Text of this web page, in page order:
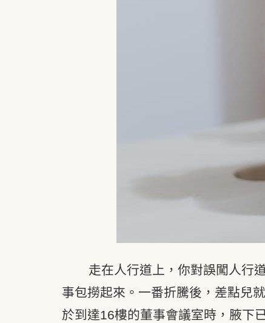
走在人行道上，你對誤闖人行
事包撈起來。一番折騰後，差點兒
於到達16樓的董事會議室時，腋下